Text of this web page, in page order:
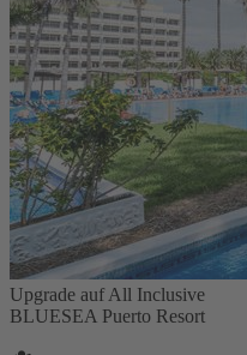
Upgrade auf All Inclusive
BLUESEA Puerto Resort